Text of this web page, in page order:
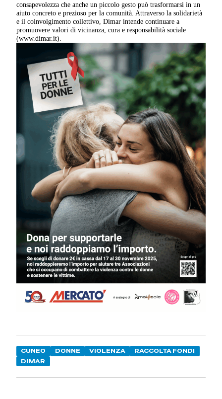
consapevolezza che anche un piccolo gesto può trasformarsi in un
aiuto concreto e prezioso per la comunità. Attraverso la solidarietà
e il coinvolgimento collettivo, Dimar intende continuare a
promuovere valori di vicinanza, cura e responsabilità sociale
(www.dimar.it).
CUNEO DONNE VIOLENZA
RACCOLTA FONDI
DIMAR